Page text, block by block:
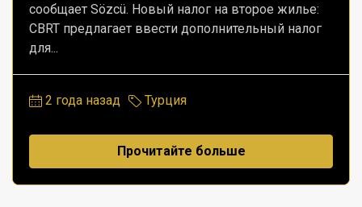
сообщает Sözcü. Новый налог на второе жилье:
CBRT предлагает ввести дополнительный налог
для...
2 года назад Турция
Прочитайте больше